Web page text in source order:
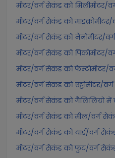
मीटर/वर्ग सेकंड को मिलीमीटर/
मीटर/वर्ग सेकंड को
मीटर/वर्ग सेकंड को नैनोमीटर/
मीटर/वर्ग सेकंड को पिकोमीटर/
मीटर/वर्ग सेकंड को फेम्टोमीटर/
मीटर/वर्ग सेकंड को एट्टोमीटर/
मीटर/वर्ग सेकंड को गैलिलियो
मीटर/वर्ग सेकंड को मील/वर्ग
मीटर/वर्ग सेकंड को यार्ड/वर्ग
मीटर/वर्ग सेकंड को फुट/वर्ग